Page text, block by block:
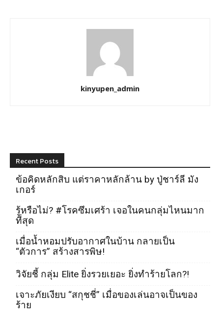
kinyupen_admin
Recent Posts
ข้อคิดหลักสิบ แต่ราคาหลักล้าน by ปู่ชาร์ลี มัง
เกอร์
รู้หรือไม่? #โรคซึมเศร้า เจอในคนกลุ่มไหนมาก
ที่สุด
เมื่อน้ำหอมปรับอากาศในบ้าน กลายเป็น
“ตัวการ” สร้างสารพิษ!
วิจัยชี้ กลุ่ม Elite ยิ่งรวยเยอะ ยิ่งทำร้ายโลก?!
เจาะภัยเงียบ “สกุชชี่” เมื่อของเล่นอาจเป็นของ
ร้าย